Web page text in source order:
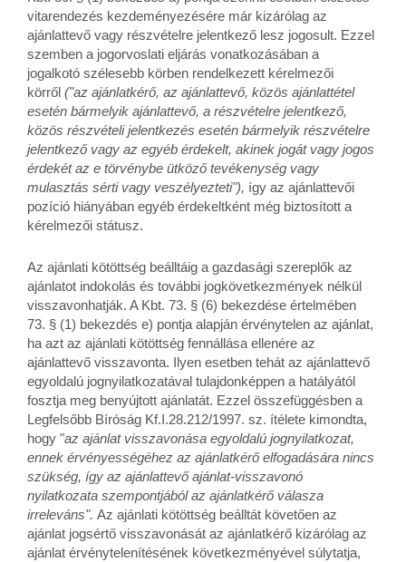
vitarendezés kezdeményezésére már kizárólag az
ajánlattevő vagy részvételre jelentkező lesz jogosult. Ezzel
szemben a jogorvoslati eljárás vonatkozásában a
jogalkotó szélesebb körben rendelkezett kérelmezői
körről ("az ajánlatkérő, az ajánlattevő, közös ajánlattétel
esetén bármelyik ajánlattevő, a részvételre jelentkező,
közös részvételi jelentkezés esetén bármelyik részvételre
jelentkező vagy az egyéb érdekelt, akinek jogát vagy jogos
érdekét az e törvénybe ütköző tevékenység vagy
mulasztás sérti vagy veszélyezteti"), így az ajánlattevői
pozíció hiányában egyéb érdekeltként még biztosított a
kérelmezői státusz.
Az ajánlati kötöttség beálltáig a gazdasági szereplők az
ajánlatot indokolás és további jogkövetkezmények nélkül
visszavonhatják. A Kbt. 73. § (6) bekezdése értelmében
73. § (1) bekezdés e) pontja alapján érvénytelen az ajánlat,
ha azt az ajánlati kötöttség fennállása ellenére az
ajánlattevő visszavonta. Ilyen esetben tehát az ajánlattevő
egyoldalú jognyilatkozatával tulajdonképpen a hatályától
fosztja meg benyújtott ajánlatát. Ezzel összefüggésben a
Legfelsőbb Bíróság Kf.I.28.212/1997. sz. ítélete kimondta,
hogy "az ajánlat visszavonása egyoldalú jognyilatkozat,
ennek érvényességéhez az ajánlatkérő elfogadására nincs
szükség, így az ajánlattevő ajánlat-visszavonó
nyilatkozata szempontjából az ajánlatkérő válasza
irreleváns". Az ajánlati kötöttség beálltát követően az
ajánlat jogsértő visszavonását az ajánlatkérő kizárólag az
ajánlat érvénytelenítésének következményével súlytatja,